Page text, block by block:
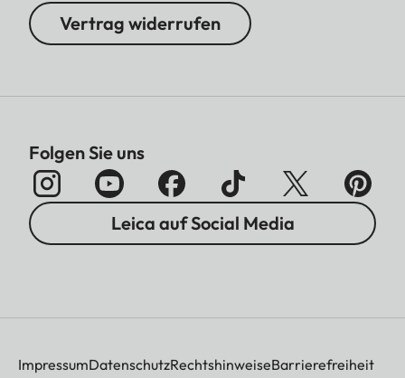
Vertrag widerrufen
Folgen Sie uns
Leica auf Social Media
ImpressumDatenschutzRechtshinweiseBarrierefreiheit